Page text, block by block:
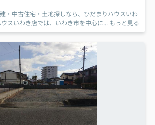
・中古住宅・土地探しなら、ひだまりハウスいわ
まりハウスいわき店では、いわき市を中心に... もっと見る